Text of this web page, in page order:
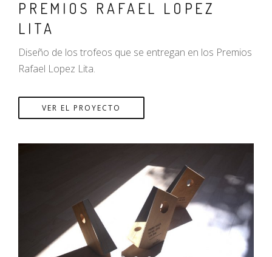
PREMIOS RAFAEL LOPEZ
LITA
Diseño de los trofeos que se entregan en los Premios
Rafael Lopez Lita.
VER EL PROYECTO